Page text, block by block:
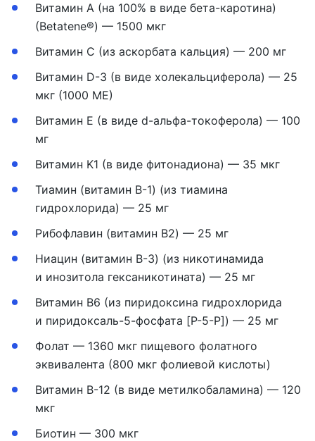
Витамин A (на 100% в виде бета-каротина)
(Betatene®) — 1500 мкг
Витамин C (из аскорбата кальция) — 200 мг
Витамин D-3 (в виде холекальциферола) — 25
мкг (1000 МЕ)
Витамин E (в виде d-альфа-токоферола) — 100
мг
Витамин K1 (в виде фитонадиона) — 35 мкг
Тиамин (витамин B-1) (из тиамина
гидрохлорида) — 25 мг
Рибофлавин (витамин B2) — 25 мг
Ниацин (витамин B-3) (из никотинамида
и инозитола гексаникотината) — 25 мг
Витамин B6 (из пиридоксина гидрохлорида
и пиридоксаль-5-фосфата [P-5-P]) — 25 мг
Фолат — 1360 мкг пищевого фолатного
эквивалента (800 мкг фолиевой кислоты)
Витамин B-12 (в виде метилкобаламина) — 120
мкг
Биотин — 300 мкг